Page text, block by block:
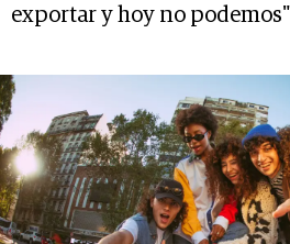
exportar y hoy no podemos"